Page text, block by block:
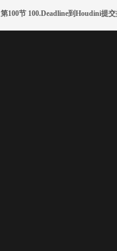
第100节 100.Deadline到Houdini提